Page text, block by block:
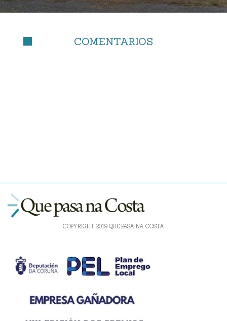
COMENTARIOS
COPYRIGHT 2019 QUE PASA NA COSTA